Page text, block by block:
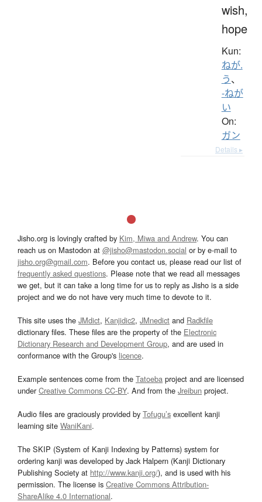
wish,
hope
Kun:
ねが.
う、
-ねが
い
On:
ガン
Details ▸
Jisho.org is lovingly crafted by Kim, Miwa and Andrew. You can
reach us on Mastodon at @jisho@mastodon.social or by e-mail to
jisho.org@gmail.com. Before you contact us, please read our list of
frequently asked questions. Please note that we read all messages
we get, but it can take a long time for us to reply as Jisho is a side
project and we do not have very much time to devote to it.
This site uses the JMdict, Kanjidic2, JMnedict and Radkfile
dictionary files. These files are the property of the Electronic
Dictionary Research and Development Group, and are used in
conformance with the Group's licence.
Example sentences come from the Tatoeba project and are licensed
underCreative Commons CC-BY. And from the Jreibun project.
Audio files are graciously provided by Tofugu’s excellent kanji
learning site WaniKani.
The SKIP (System of Kanji Indexing by Patterns) system for
ordering kanji was developed by Jack Halpern (Kanji Dictionary
Publishing Society at http://www.kanji.org/), and is used with his
permission. The license is Creative Commons Attribution-
ShareAlike 4.0 International.